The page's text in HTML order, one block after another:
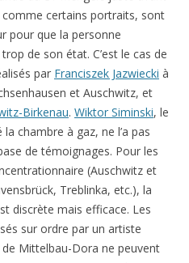
comme certains portraits, sont
pour que la personne
de son état. C’est le cas de
par Franciszek Jazwiecki à
et Auschwitz, et
Birkenau. Wiktor Siminski, le
chambre à gaz, ne l’a pas
de témoignages. Pour les
(Auschwitz et
Treblinka, etc.), la
discrète mais efficace. Les
sur ordre par un artiste
Mittelbau-Dora ne peuvent